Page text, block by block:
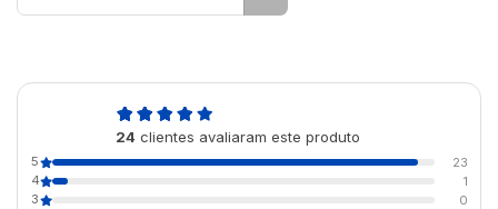
24 clientes avaliaram este produto
5
23
4
1
3
0